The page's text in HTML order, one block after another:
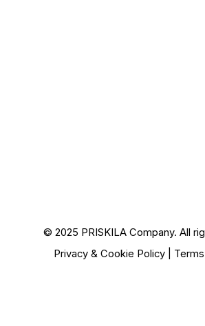
© 2025 PRISKILA Company. All
Privacy & Cookie Policy